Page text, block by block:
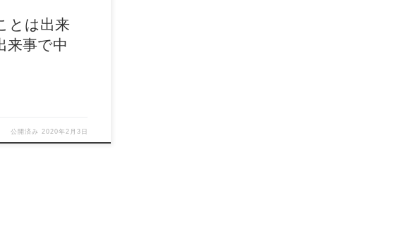
とは出来
来事で中
公開済み 2020年2月3日